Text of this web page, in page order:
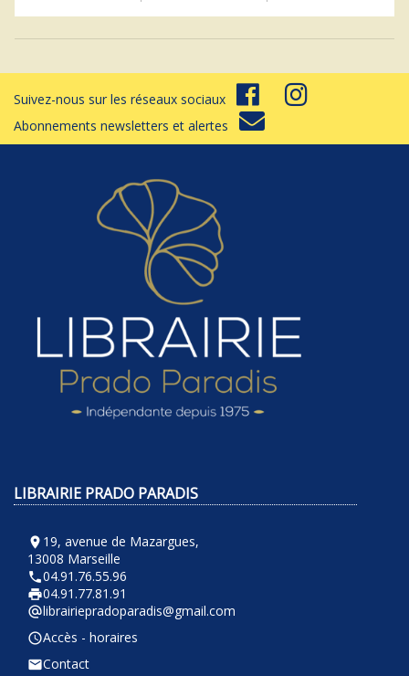
Suivez-nous sur les réseaux sociaux
Abonnements newsletters et alertes
LIBRAIRIE PRADO PARADIS
room 19, avenue de Mazargues,
13008 Marseille
phone04.91.76.55.96
local_printshop04.91.77.81.91
alternate_emaillibrairiepradoparadis@gmail.com
query_builderAccès - horaires
emailContact